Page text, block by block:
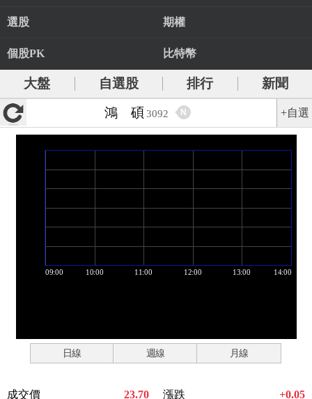
選股 期權
個股PK 比特幣
大盤 自選股 排行
新聞
鴻 碩 3092 N +自選
日線 週線 月線
成交價 23.70 漲跌 +0.05